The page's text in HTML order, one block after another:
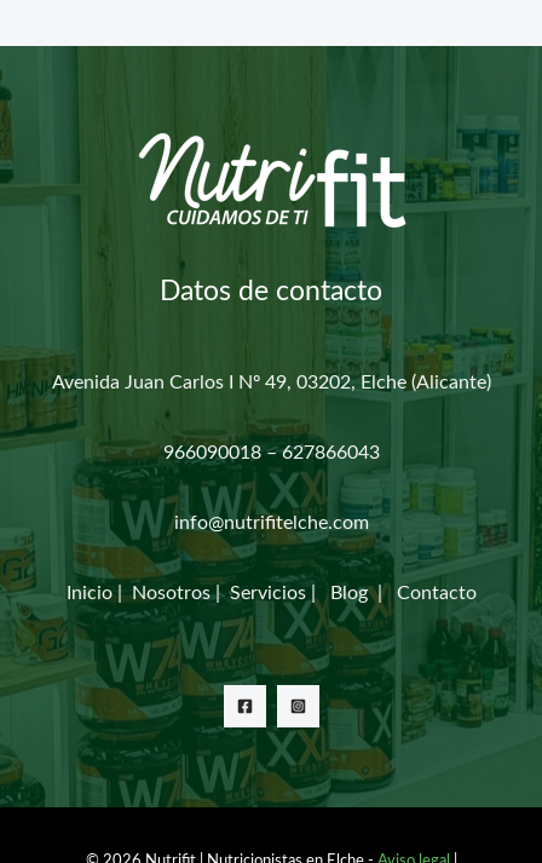
Datos de contacto
Avenida Juan Carlos I Nº 49, 03202, Elche (Alicante)
966090018 – 627866043
info@nutrifitelche.com
Inicio|Nosotros|Servicios|Blog| Contacto